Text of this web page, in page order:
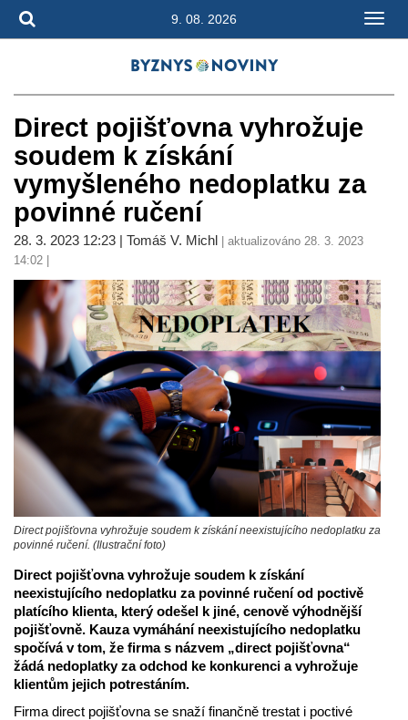
9. 08. 2026
Direct pojišťovna vyhrožuje
soudem k získání
vymyšleného nedoplatku za
povinné ručení
28. 3. 2023 12:23 | Tomáš V. Michl | aktualizováno 28. 3. 2023
14:02 |
Direct pojišťovna vyhrožuje soudem k získání neexistujícího nedoplatku za
povinné ručení. (Ilustrační foto)
Direct pojišťovna vyhrožuje soudem k získání
neexistujícího nedoplatku za povinné ručení od poctivě
platícího klienta, který odešel k jiné, cenově výhodnější
pojišťovně. Kauza vymáhání neexistujícího nedoplatku
spočívá v tom, že firma s názvem „direct pojišťovna“
žádá nedoplatky za odchod ke konkurenci a vyhrožuje
klientům jejich potrestáním.
Firma direct pojišťovna se snaží finančně trestat i poctivé